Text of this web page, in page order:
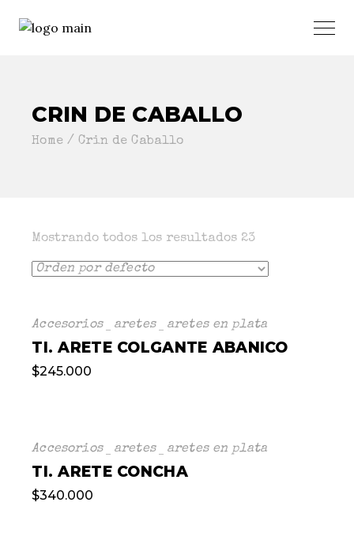
CRIN DE CABALLO
Home Crin de Caballo
Mostrando todos los resultados 23
Accesorios aretes aretes en plata
TI. ARETE COLGANTE ABANICO
$245.000
Accesorios aretes aretes en plata
TI. ARETE CONCHA
$340.000